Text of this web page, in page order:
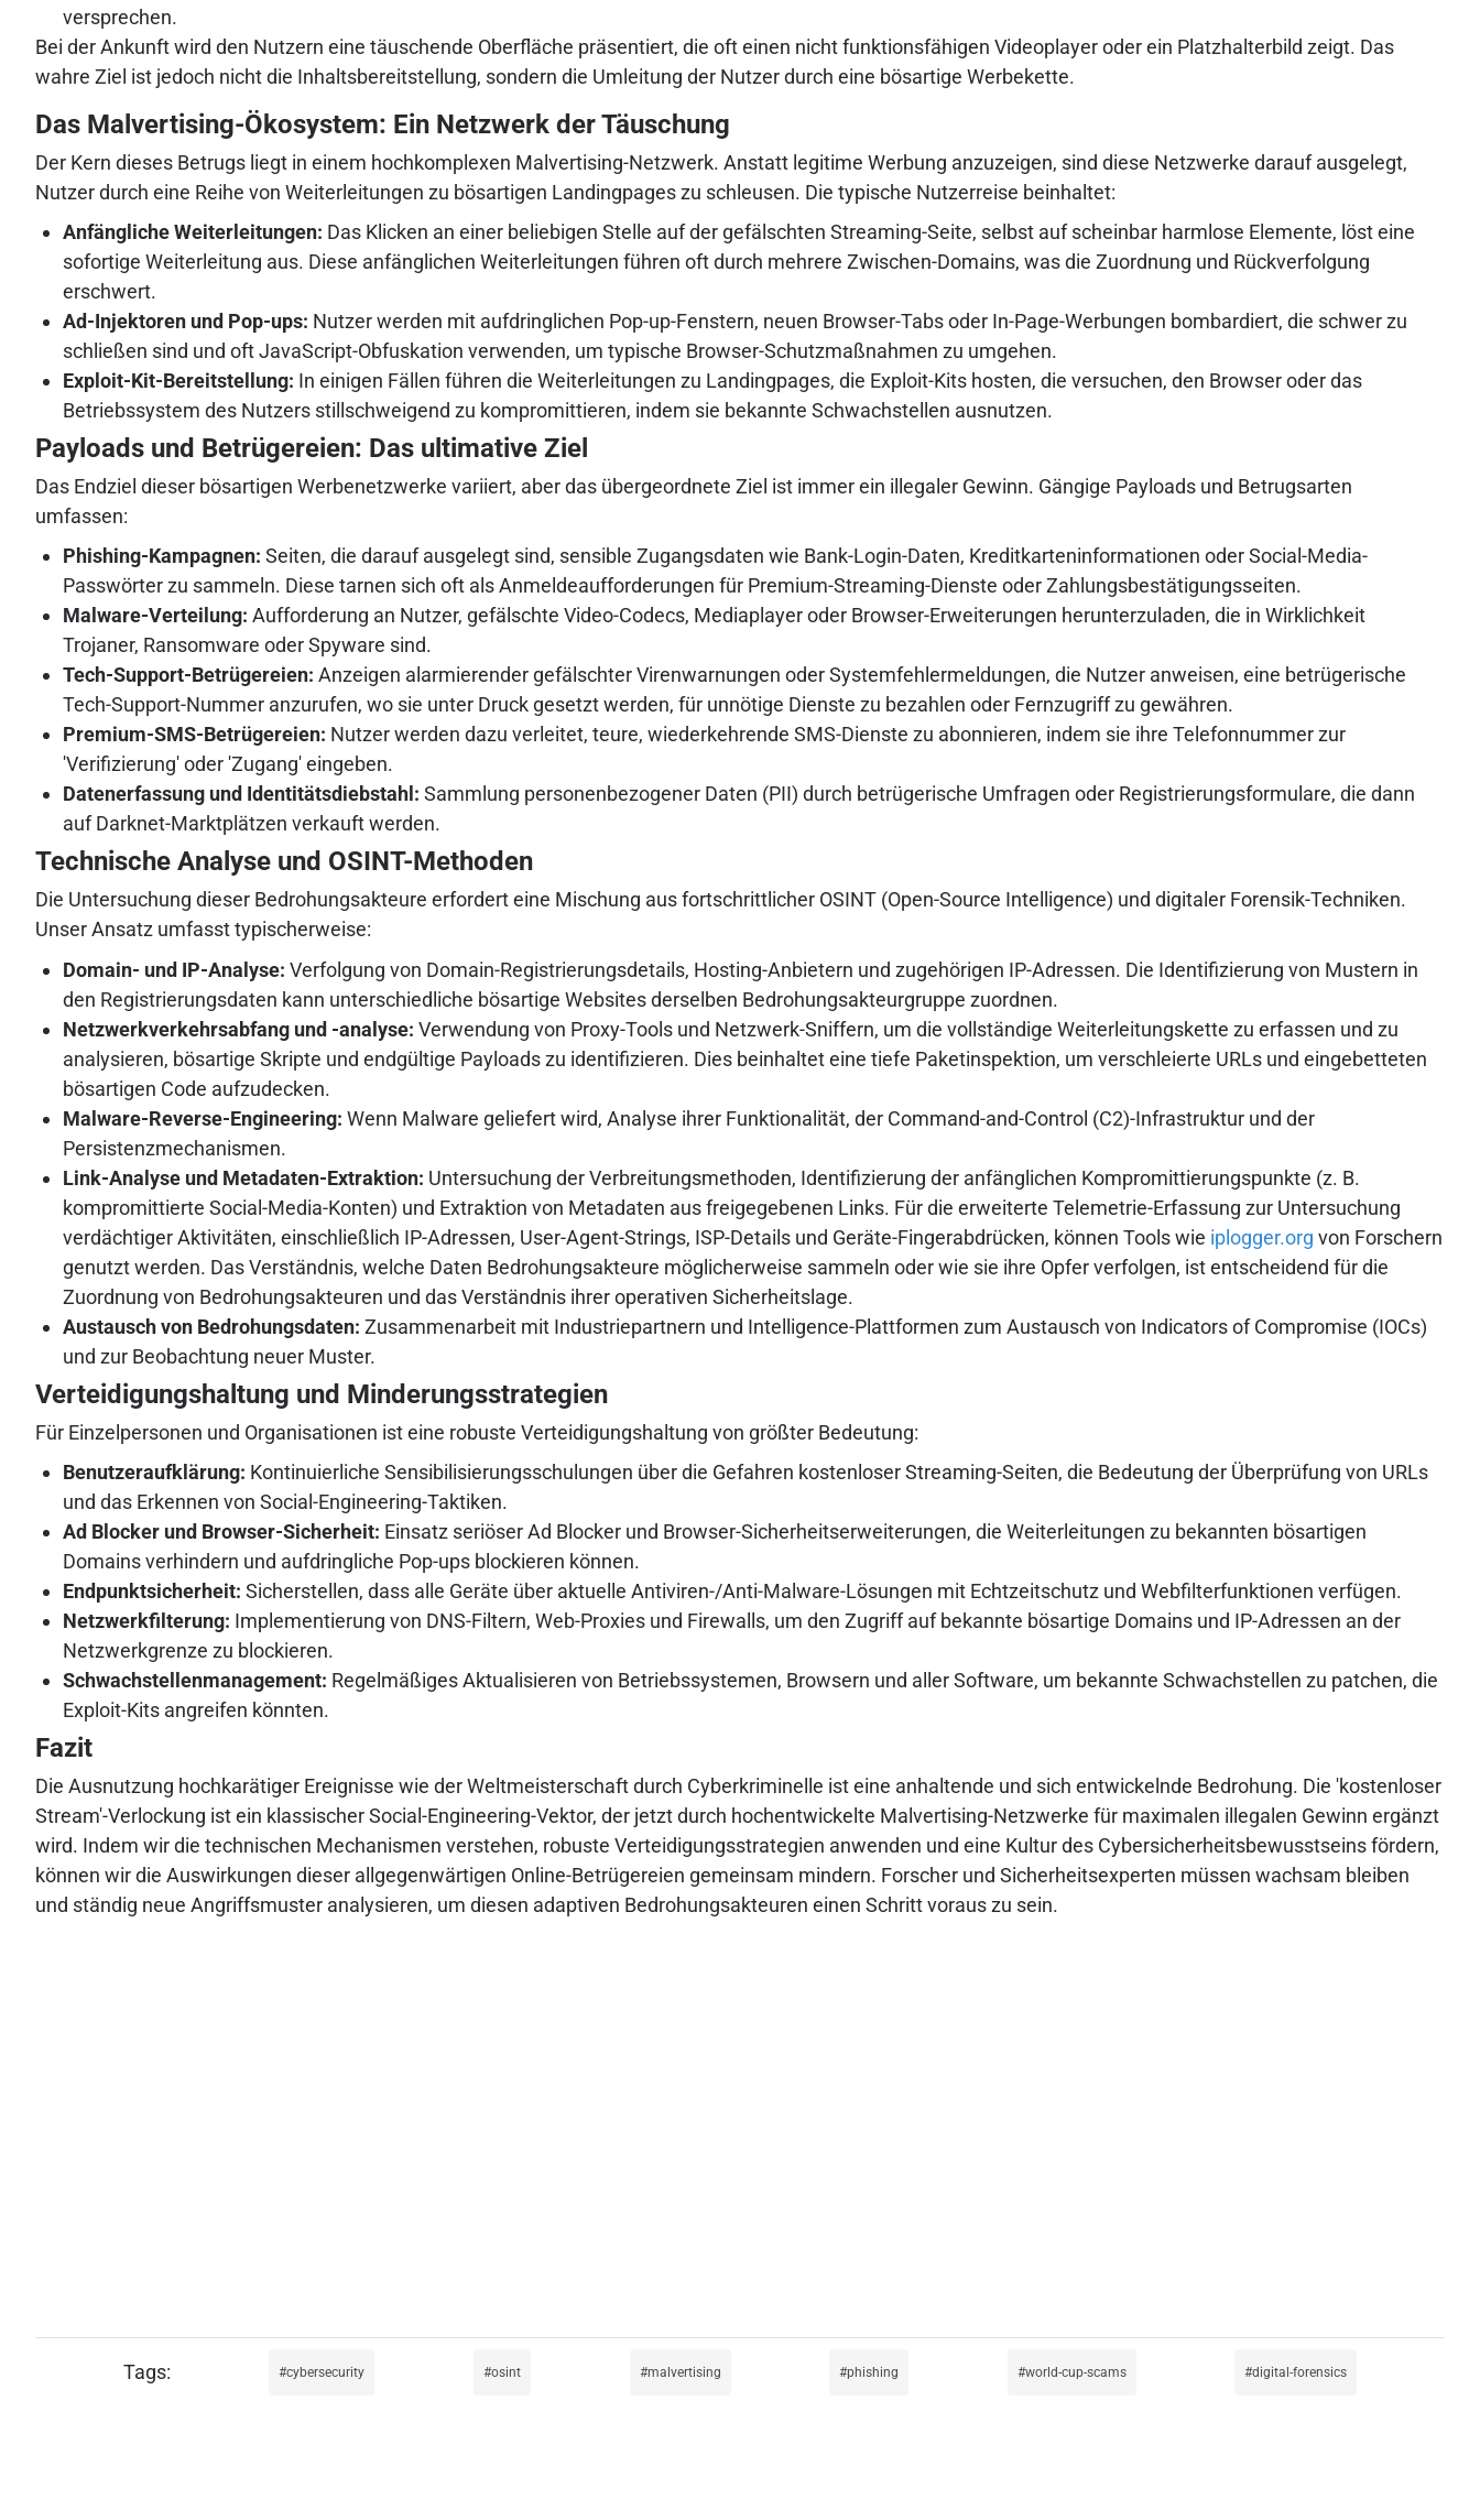
versprechen.
Bei der Ankunft wird den Nutzern eine täuschende Oberfläche präsentiert, die oft einen nicht funktionsfähigen Videoplayer oder ein Platzhalterbild zeigt. Das
wahre Ziel ist jedoch nicht die Inhaltsbereitstellung, sondern die Umleitung der Nutzer durch eine bösartige Werbekette.
Das Malvertising-Ökosystem: Ein Netzwerk der Täuschung
Der Kern dieses Betrugs liegt in einem hochkomplexen Malvertising-Netzwerk. Anstatt legitime Werbung anzuzeigen, sind diese Netzwerke darauf ausgelegt,
Nutzer durch eine Reihe von Weiterleitungen zu bösartigen Landingpages zu schleusen. Die typische Nutzerreise beinhaltet:
Anfängliche Weiterleitungen: Das Klicken an einer beliebigen Stelle auf der gefälschten Streaming-Seite, selbst auf scheinbar harmlose Elemente, löst eine
sofortige Weiterleitung aus. Diese anfänglichen Weiterleitungen führen oft durch mehrere Zwischen-Domains, was die Zuordnung und Rückverfolgung
erschwert.
Ad-Injektoren und Pop-ups: Nutzer werden mit aufdringlichen Pop-up-Fenstern, neuen Browser-Tabs oder In-Page-Werbungen bombardiert, die schwer zu
schließen sind und oft JavaScript-Obfuskation verwenden, um typische Browser-Schutzmaßnahmen zu umgehen.
Exploit-Kit-Bereitstellung: In einigen Fällen führen die Weiterleitungen zu Landingpages, die Exploit-Kits hosten, die versuchen, den Browser oder das
Betriebssystem des Nutzers stillschweigend zu kompromittieren, indem sie bekannte Schwachstellen ausnutzen.
Payloads und Betrügereien: Das ultimative Ziel
Das Endziel dieser bösartigen Werbenetzwerke variiert, aber das übergeordnete Ziel ist immer ein illegaler Gewinn. Gängige Payloads und Betrugsarten
umfassen:
Phishing-Kampagnen: Seiten, die darauf ausgelegt sind, sensible Zugangsdaten wie Bank-Login-Daten, Kreditkarteninformationen oder Social-Media-
Passwörter zu sammeln. Diese tarnen sich oft als Anmeldeaufforderungen für Premium-Streaming-Dienste oder Zahlungsbestätigungsseiten.
Malware-Verteilung: Aufforderung an Nutzer, gefälschte Video-Codecs, Mediaplayer oder Browser-Erweiterungen herunterzuladen, die in Wirklichkeit
Trojaner, Ransomware oder Spyware sind.
Tech-Support-Betrügereien: Anzeigen alarmierender gefälschter Virenwarnungen oder Systemfehlermeldungen, die Nutzer anweisen, eine betrügerische
Tech-Support-Nummer anzurufen, wo sie unter Druck gesetzt werden, für unnötige Dienste zu bezahlen oder Fernzugriff zu gewähren.
Premium-SMS-Betrügereien: Nutzer werden dazu verleitet, teure, wiederkehrende SMS-Dienste zu abonnieren, indem sie ihre Telefonnummer zur
'Verifizierung' oder 'Zugang' eingeben.
Datenerfassung und Identitätsdiebstahl: Sammlung personenbezogener Daten (PII) durch betrügerische Umfragen oder Registrierungsformulare, die dann
auf Darknet-Marktplätzen verkauft werden.
Technische Analyse und OSINT-Methoden
Die Untersuchung dieser Bedrohungsakteure erfordert eine Mischung aus fortschrittlicher OSINT (Open-Source Intelligence) und digitaler Forensik-Techniken.
Unser Ansatz umfasst typischerweise:
Domain- und IP-Analyse: Verfolgung von Domain-Registrierungsdetails, Hosting-Anbietern und zugehörigen IP-Adressen. Die Identifizierung von Mustern in
den Registrierungsdaten kann unterschiedliche bösartige Websites derselben Bedrohungsakteurgruppe zuordnen.
Netzwerkverkehrsabfang und -analyse: Verwendung von Proxy-Tools und Netzwerk-Sniffern, um die vollständige Weiterleitungskette zu erfassen und zu
analysieren, bösartige Skripte und endgültige Payloads zu identifizieren. Dies beinhaltet eine tiefe Paketinspektion, um verschleierte URLs und eingebetteten
bösartigen Code aufzudecken.
Malware-Reverse-Engineering: Wenn Malware geliefert wird, Analyse ihrer Funktionalität, der Command-and-Control (C2)-Infrastruktur und der
Persistenzmechanismen.
Link-Analyse und Metadaten-Extraktion: Untersuchung der Verbreitungsmethoden, Identifizierung der anfänglichen Kompromittierungspunkte (z. B.
kompromittierte Social-Media-Konten) und Extraktion von Metadaten aus freigegebenen Links. Für die erweiterte Telemetrie-Erfassung zur Untersuchung
verdächtiger Aktivitäten, einschließlich IP-Adressen, User-Agent-Strings, ISP-Details und Geräte-Fingerabdrücken, können Tools wie iplogger.org von Forschern
genutzt werden. Das Verständnis, welche Daten Bedrohungsakteure möglicherweise sammeln oder wie sie ihre Opfer verfolgen, ist entscheidend für die
Zuordnung von Bedrohungsakteuren und das Verständnis ihrer operativen Sicherheitslage.
Austausch von Bedrohungsdaten: Zusammenarbeit mit Industriepartnern und Intelligence-Plattformen zum Austausch von Indicators of Compromise (IOCs)
und zur Beobachtung neuer Muster.
Verteidigungshaltung und Minderungsstrategien
Für Einzelpersonen und Organisationen ist eine robuste Verteidigungshaltung von größter Bedeutung:
Benutzeraufklärung: Kontinuierliche Sensibilisierungsschulungen über die Gefahren kostenloser Streaming-Seiten, die Bedeutung der Überprüfung von URLs
und das Erkennen von Social-Engineering-Taktiken.
Ad Blocker und Browser-Sicherheit: Einsatz seriöser Ad Blocker und Browser-Sicherheitserweiterungen, die Weiterleitungen zu bekannten bösartigen
Domains verhindern und aufdringliche Pop-ups blockieren können.
Endpunktsicherheit: Sicherstellen, dass alle Geräte über aktuelle Antiviren-/Anti-Malware-Lösungen mit Echtzeitschutz und Webfilterfunktionen verfügen.
Netzwerkfilterung: Implementierung von DNS-Filtern, Web-Proxies und Firewalls, um den Zugriff auf bekannte bösartige Domains und IP-Adressen an der
Netzwerkgrenze zu blockieren.
Schwachstellenmanagement: Regelmäßiges Aktualisieren von Betriebssystemen, Browsern und aller Software, um bekannte Schwachstellen zu patchen, die
Exploit-Kits angreifen könnten.
Fazit
Die Ausnutzung hochkarätiger Ereignisse wie der Weltmeisterschaft durch Cyberkriminelle ist eine anhaltende und sich entwickelnde Bedrohung. Die 'kostenloser
Stream'-Verlockung ist ein klassischer Social-Engineering-Vektor, der jetzt durch hochentwickelte Malvertising-Netzwerke für maximalen illegalen Gewinn ergänzt
wird. Indem wir die technischen Mechanismen verstehen, robuste Verteidigungsstrategien anwenden und eine Kultur des Cybersicherheitsbewusstseins fördern,
können wir die Auswirkungen dieser allgegenwärtigen Online-Betrügereien gemeinsam mindern. Forscher und Sicherheitsexperten müssen wachsam bleiben
und ständig neue Angriffsmuster analysieren, um diesen adaptiven Bedrohungsakteuren einen Schritt voraus zu sein.
cybersecurity osint malvertising phishing world-cup-scams digital-forensics